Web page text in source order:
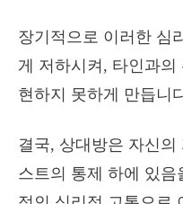
장기적으로 이러한 심
게 저하시켜, 타인과
현하지 못하게 만듭니
결국, 상대방은 자신의
스트의 통제 하에 있